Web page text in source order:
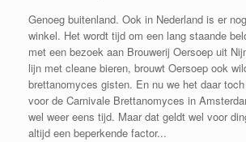
Genoeg buitenland. Ook in Nederland is er
winkel. Het wordt tijd om een lang staande
met een bezoek aan Brouwerij Oersoep uit
lijn met cleane bieren, brouwt Oersoep ook
brettanomyces gisten. En nu we het daar
voor de Carnivale Brettanomyces in
wel weer eens tijd. Maar dat geldt wel voor
altijd een beperkende factor...